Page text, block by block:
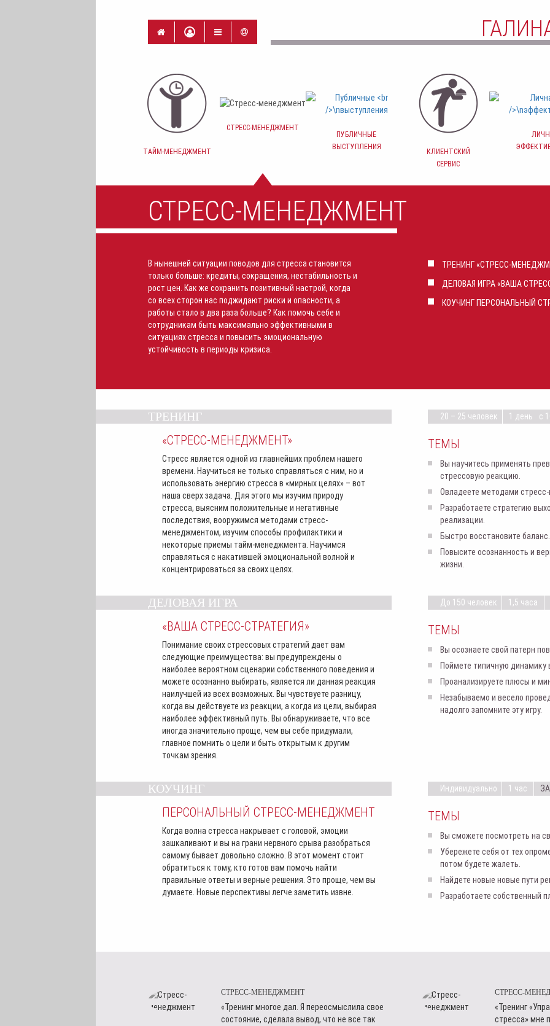
ТАЙМ-МЕНЕДЖМЕНТ
СТРЕСС-МЕНЕДЖМЕНТ
ПУБЛИЧНЫЕ
ВЫСТУПЛЕНИЯ
КЛИЕНТСКИЙ
СЕРВИС
СТРЕСС-МЕНЕДЖМЕНТ
В нынешней ситуации поводов для стресса становится
только больше: кредиты, сокращения, нестабильность и
рост цен. Как же сохранить позитивный настрой, когда
со всех сторон нас поджидают риски и опасности, а
работы стало в два раза больше? Как помочь себе и
сотрудникам быть максимально эффективными в
ситуациях стресса и повысить эмоциональную
устойчивость в периоды кризиса.
ТРЕНИНГ«СТРЕСС-
ДЕЛОВАЯ ИГРА«ВАША
КОУЧИНГ ПЕРСОНАЛЬНЫЙ
ТРЕНИНГ
«СТРЕСС-МЕНЕДЖМЕНТ»
Стресс является одной из главнейших проблем нашего
времени. Научиться не только справляться с ним, но и
использовать энергию стресса в «мирных целях» – вот
наша сверх задача. Для этого мы изучим природу
стресса, выясним положительные и негативные
последствия, вооружимся методами стресс-
менеджментом, изучим способы профилактики и
некоторые приемы тайм-менеджмента. Научимся
справляться с накатившей эмоциональной волной и
концентрироваться за своих целях.
20 – 25 человек 1 день с
ТЕМЫ
Вы научитесь применять
стрессовую реакцию.
Овладеете методами
Разработаете стратегию
реализации.
Быстро восстановите баланс.
Повысите осознанность и
жизни.
ДЕЛОВАЯ ИГРА
«ВАША СТРЕСС-СТРАТЕГИЯ»
Понимание своих стрессовых стратегий дает вам
следующие преимущества: вы предупреждены о
наиболее вероятном сценарии собственного поведения и
можете осознанно выбирать, является ли данная реакция
наилучшей из всех возможных. Вы чувствуете разницу,
когда вы действуете из реакции, а когда из цели, выбирая
наиболее эффективный путь. Вы обнаруживаете, что все
иногда значительно проще, чем вы себе придумали,
главное помнить о цели и быть открытым к другим
точкам зрения.
До 150 человек 1,5 часа
ТЕМЫ
Вы осознаете свой патерн
Поймете типичную динамику
Проанализируете плюсы и
Незабываемо и весело
надолго запомните эту игру.
КОУЧИНГ
ПЕРСОНАЛЬНЫЙ СТРЕСС-МЕНЕДЖМЕНТ
Когда волна стресса накрывает с головой, эмоции
зашкаливают и вы на грани нервного срыва разобраться
самому бывает довольно сложно. В этот момент стоит
обратиться к тому, кто готов вам помочь найти
правильные ответы и верные решения. Это проще, чем вы
думаете. Новые перспективы легче заметить извне.
Индивидуально 1 час
ТЕМЫ
Вы сможете посмотреть на
Убережете себя от тех
потом будете жалеть.
Найдете новые новые пути
Разработаете собственный
СТРЕСС-МЕНЕДЖМЕНТ
«Тренинг многое дал. Я переосмыслила свое
состояние, сделала вывод, что не все так
СТРЕСС-
«Тренинг
стресса» мне